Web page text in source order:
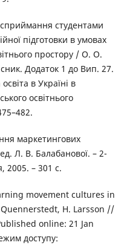
студентами
підготовки в умовах
простору / О. О.
Додаток 1 до Вип. 27.
в Україні в
освітнього
маркетингових
Л. В. Балабанової. – 2-
2005. – 301 с.
movement cultures in
H. Larsson //
online: 21 Jan
доступу: